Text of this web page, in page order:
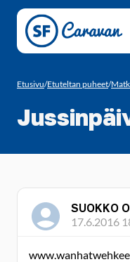
Siirry sivun sisältöön
Etusivu/Etuteltan puheet/
SUOKKO
17.6.2016